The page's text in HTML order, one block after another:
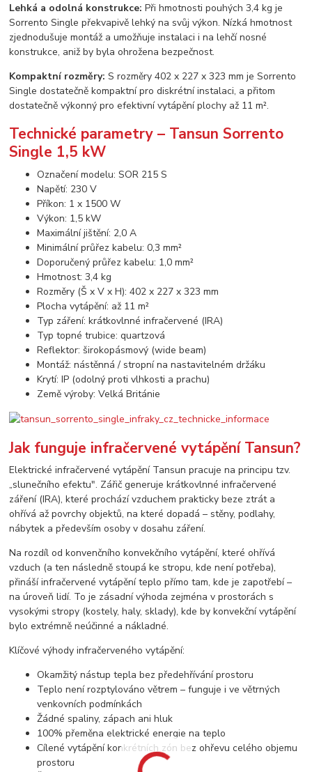
Lehká a odolná konstrukce: Při hmotnosti pouhých 3,4 kg je
Sorrento Single překvapivě lehký na svůj výkon. Nízká hmotnost
zjednodušuje montáž a umožňuje instalaci i na lehčí nosné
konstrukce, aniž by byla ohrožena bezpečnost.
Kompaktní rozměry: S rozměry 402 x 227 x 323 mm je Sorrento
Single dostatečně kompaktní pro diskrétní instalaci, a přitom
dostatečně výkonný pro efektivní vytápění plochy až 11 m².
Technické parametry – Tansun Sorrento
Single 1,5 kW
Označení modelu: SOR 215 S
Napětí: 230 V
Příkon: 1 x 1500 W
Výkon: 1,5 kW
Maximální jištění: 2,0 A
Minimální průřez kabelu: 0,3 mm²
Doporučený průřez kabelu: 1,0 mm²
Hmotnost: 3,4 kg
Rozměry (Š x V x H): 402 x 227 x 323 mm
Plocha vytápění: až 11 m²
Typ záření: krátkovlnné infračervené (IRA)
Typ topné trubice: quartzová
Reflektor: širokopásmový (wide beam)
Montáž: nástěnná / stropní na nastavitelném držáku
Krytí: IP (odolný proti vlhkosti a prachu)
Země výroby: Velká Británie
Jak funguje infračervené vytápění Tansun?
Elektrické infračervené vytápění Tansun pracuje na principu tzv.
„slunečního efektu". Zářič generuje krátkovlnné infračervené
záření (IRA), které prochází vzduchem prakticky beze ztrát a
ohřívá až povrchy objektů, na které dopadá – stěny, podlahy,
nábytek a především osoby v dosahu záření.
Na rozdíl od konvenčního konvekčního vytápění, které ohřívá
vzduch (a ten následně stoupá ke stropu, kde není potřeba),
přináší infračervené vytápění teplo přímo tam, kde je zapotřebí –
na úroveň lidí. To je zásadní výhoda zejména v prostorách s
vysokými stropy (kostely, haly, sklady), kde by konvekční vytápění
bylo extrémně neúčinné a nákladné.
Klíčové výhody infračerveného vytápění:
Okamžitý nástup tepla bez předehřívání prostoru
Teplo není rozptylováno větrem – funguje i ve větrných
venkovních podmínkách
Žádné spaliny, zápach ani hluk
100% přeměna elektrické energie na teplo
Cílené vytápění konkrétních zón bez ohřevu celého objemu
prostoru